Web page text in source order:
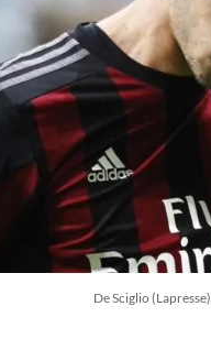
De Sciglio (Lapresse)